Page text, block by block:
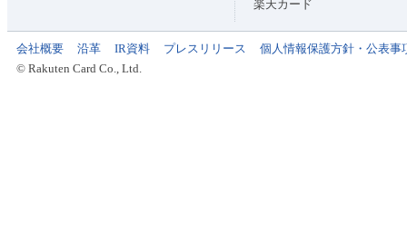
楽天カード
会社概要 沿革 IR資料 プレスリリース
個人情報保護方針・公表事
© Rakuten Card Co., Ltd.